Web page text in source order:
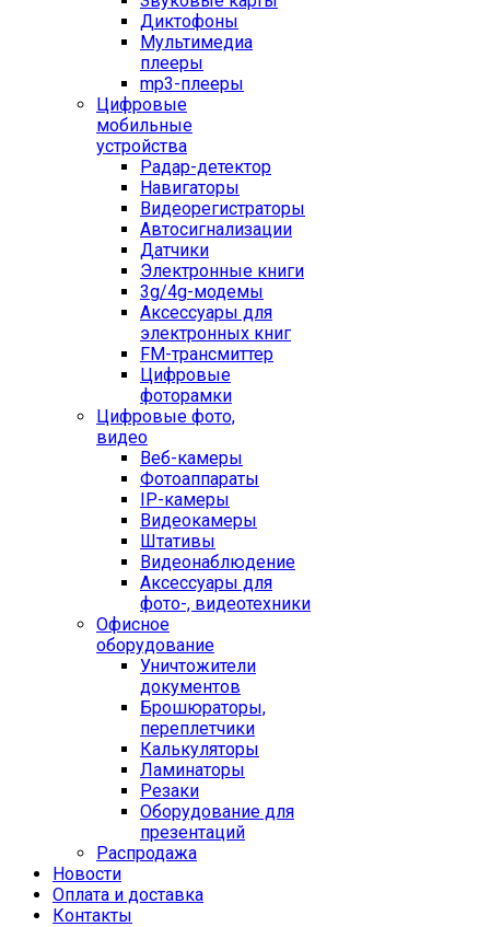
Диктофоны
Мультимедиа
плееры
mp3-плееры
Цифровые
мобильные
устройства
Радар-детектор
Навигаторы
Видеорегистраторы
Автосигнализации
Датчики
Электронные книги
3g/4g-модемы
Аксессуары для
электронных книг
FM-трансмиттер
Цифровые
фоторамки
Цифровые фото,
видео
Веб-камеры
Фотоаппараты
IP-камеры
Видеокамеры
Штативы
Видеонаблюдение
Аксессуары для
фото-, видеотехники
Офисное
оборудование
Уничтожители
документов
Брошюраторы,
переплетчики
Калькуляторы
Ламинаторы
Резаки
Оборудование для
презентаций
Распродажа
Новости
Оплата и доставка
Контакты